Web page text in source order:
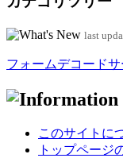
last
フォームデコード
このサイトに
トップページ